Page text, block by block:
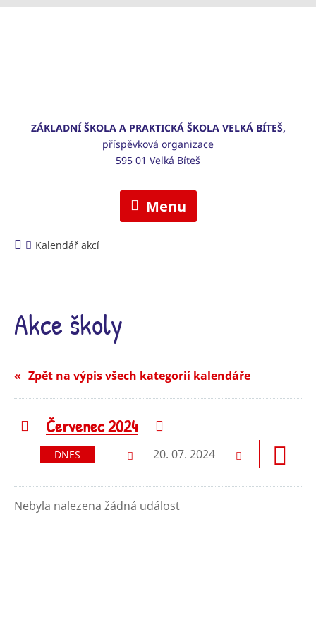
ZÁKLADNÍ ŠKOLA A PRAKTICKÁ ŠKOLA VELKÁ BÍTEŠ,
příspěvková organizace
595 01 Velká Bíteš
Menu
Kalendář akcí
Akce školy
Zpět na výpis všech kategorií kalendáře
Předchozí
Červenec 2024
DNES Předchozí
20. 07. 2024
Nebyla nalezena žádná událost